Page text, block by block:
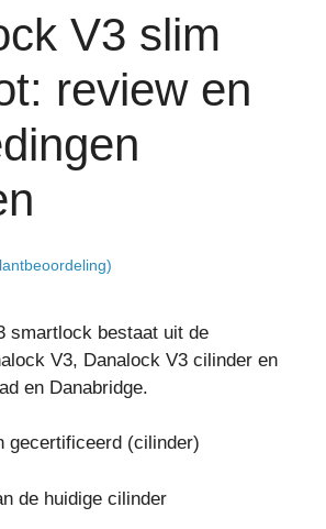
V3 slim
review en
smartlock bestaat uit de
V3, Danalock V3 cilinder en
en Danabridge.
gecertificeerd (cilinder)
de huidige cilinder